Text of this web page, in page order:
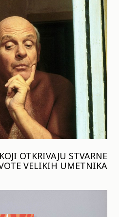
OTKRIVAJU STVARNE
VELIKIH UMETNIKA